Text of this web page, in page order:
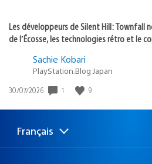
Les développeurs de Silent Hill: Townfall
de l’Écosse, les technologies rétro et le
Sachie Kobari
PlayStation.Blog Japan
Date
publication
30/07/2026 1 9
Choisir
une
Région
actuelle
Français